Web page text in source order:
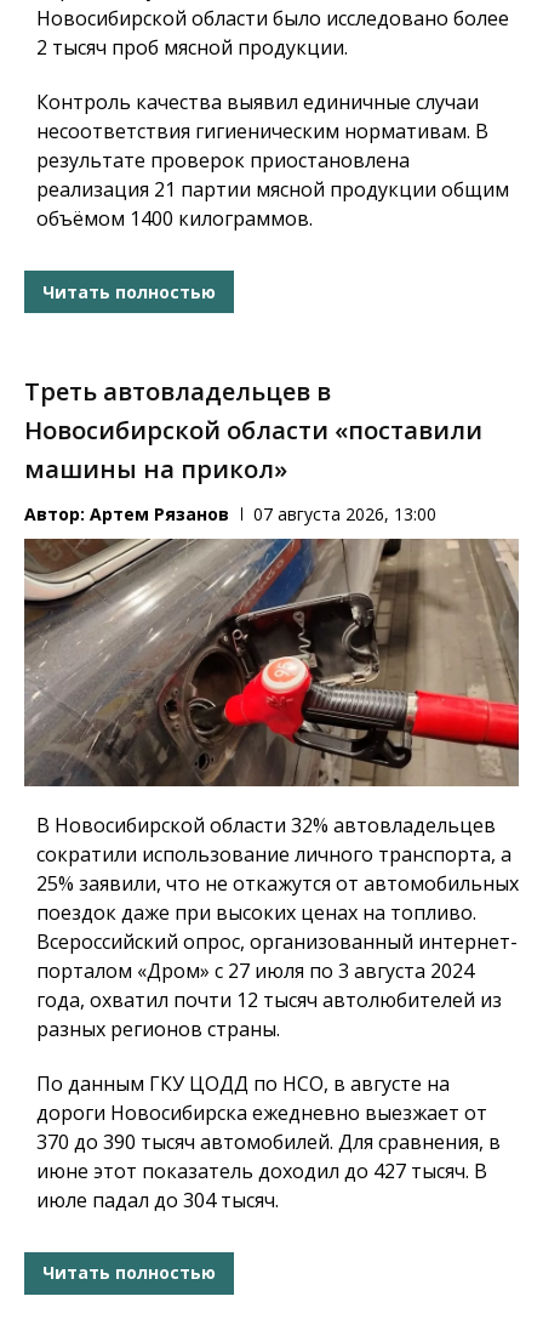
Новосибирской области было исследовано более
2 тысяч проб мясной продукции.
Контроль качества выявил единичные случаи
несоответствия гигиеническим нормативам. В
результате проверок приостановлена
реализация 21 партии мясной продукции общим
объёмом 1400 килограммов.
Читать полностью
Треть автовладельцев в
Новосибирской области «поставили
машины на прикол»
Автор: Артем Рязанов 07 августа 2026, 13:00
В Новосибирской области 32% автовладельцев
сократили использование личного транспорта, а
25% заявили, что не откажутся от автомобильных
поездок даже при высоких ценах на топливо.
Всероссийский опрос, организованный интернет-
порталом «Дром» с 27 июля по 3 августа 2024
года, охватил почти 12 тысяч автолюбителей из
разных регионов страны.
По данным ГКУ ЦОДД по НСО, в августе на
дороги Новосибирска ежедневно выезжает от
370 до 390 тысяч автомобилей. Для сравнения, в
июне этот показатель доходил до 427 тысяч. В
июле падал до 304 тысяч.
Читать полностью